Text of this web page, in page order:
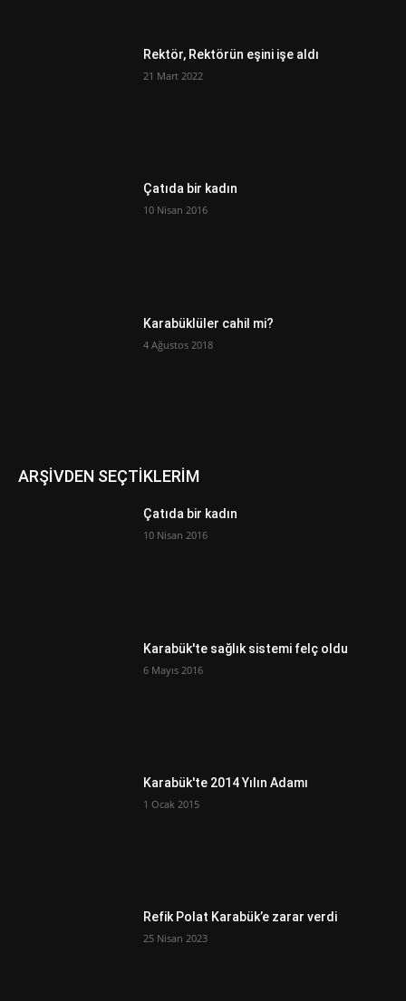
Rektör, Rektörün eşini işe aldı
21 Mart 2022
Çatıda bir kadın
10 Nisan 2016
Karabüklüler cahil mi?
4 Ağustos 2018
ARŞİVDEN SEÇTİKLERİM
Çatıda bir kadın
10 Nisan 2016
Karabük'te sağlık sistemi felç oldu
6 Mayıs 2016
Karabük'te 2014 Yılın Adamı
1 Ocak 2015
Refik Polat Karabük’e zarar verdi
25 Nisan 2023